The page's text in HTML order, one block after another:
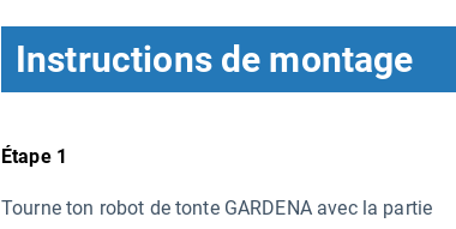
Instructions de montage
Étape 1
Tourne ton robot de tonte GARDENA avec la partie